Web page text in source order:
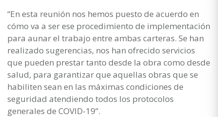
“En esta reunión nos hemos puesto de acuerdo en
cómo va a ser ese procedimiento de implementación
para aunar el trabajo entre ambas carteras. Se han
realizado sugerencias, nos han ofrecido servicios
que pueden prestar tanto desde la obra como desde
salud, para garantizar que aquellas obras que se
habiliten sean en las máximas condiciones de
seguridad atendiendo todos los protocolos
generales de COVID-19”.